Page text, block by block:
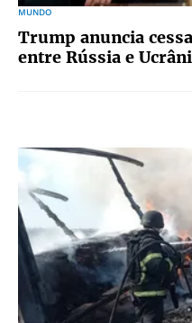
MUNDO
Trump anuncia
entre Rússia e